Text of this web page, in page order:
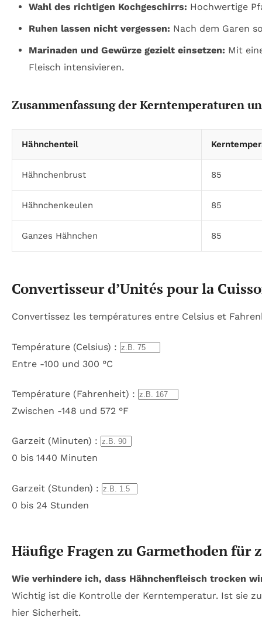
Wahl des richtigen Kochgeschirrs: Hochwertige
Ruhen lassen nicht vergessen: Nach dem Garen
Marinaden und Gewürze gezielt einsetzen: Mit
Fleisch intensivieren.
Zusammenfassung der Kerntemperaturen
Hähnchenteil
Hähnchenbrust 85
Hähnchenkeulen 85
Ganzes Hähnchen 85
Convertisseur d’Unités pour la
Convertissez les températures entre Celsius et
Température (Celsius) :
Entre -100 und 300 °C
Température (Fahrenheit) :
Zwischen -148 und 572 °F
Garzeit (Minuten) :
0 bis 1440 Minuten
Garzeit (Stunden) :
0 bis 24 Stunden
Häufige Fragen zu Garmethoden für
Wie verhindere ich, dass Hähnchenfleisch trocken
Wichtig ist die Kontrolle der Kerntemperatur. Ist sie
hier Sicherheit.